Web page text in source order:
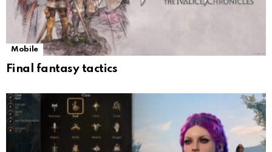
Mobile
Final fantasy tactics